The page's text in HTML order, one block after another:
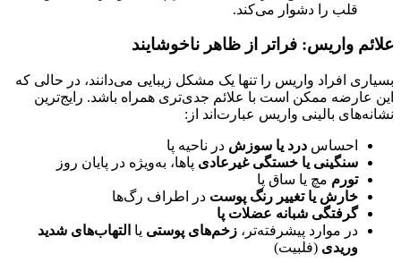
قلب را دشوار می‌کند.
علائم واریس: فراتر از ظاهر ناخوشایند
بسیاری افراد واریس را تنها یک مشکل زیبایی می‌دانند، در حالی که
این عارضه ممکن است با علائم جدی‌تری همراه باشد. رایج‌ترین
نشانه‌های بالینی واریس عبارت‌اند از:
احساس درد یا سوزش در ناحیه پا
سنگینی یا خستگی غیرعادی پاها، به‌ویژه در پایان روز
تورم مچ یا ساق پا
خارش یا تغییر رنگ پوست در اطراف رگ‌ها
گرفتگی شبانه عضلات پا
در موارد پیشرفته‌تر، زخم‌های پوستی یا التهاب‌های شدید
وریدی (فلبیت)